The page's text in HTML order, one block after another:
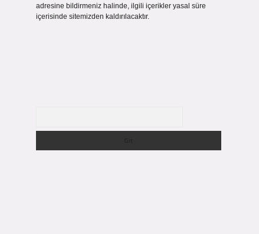
adresine bildirmeniz halinde, ilgili içerikler yasal süre
içerisinde sitemizden kaldırılacaktır.